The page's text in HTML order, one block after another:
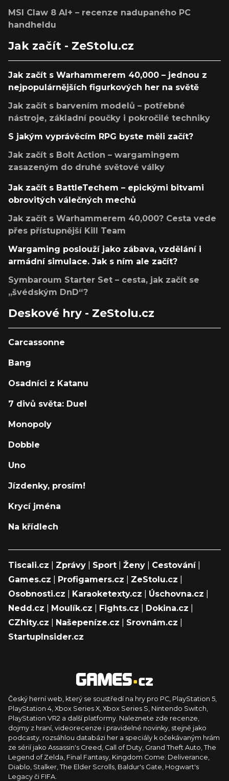
MSI Claw 8 AI+ – recenze nadupaného PC
handheldu
Jak začít - ZeStolu.cz
Jak začít s Warhammerem 40,000 – jednou z
nejpopulárnějších figurkových her na světě
Jak začít s barvením modelů – potřebné
nástroje, základní poučky i pokročilé techniky
S jakým vyprávěcím RPG byste měli začít?
Jak začít s Bolt Action – wargamingem
zasazeným do druhé světové války
Jak začít s BattleTechem – epickými bitvami
obrovitých válečných mechů
Jak začít s Warhammerem 40,000? Cesta vede
přes přístupnější Kill Team
Wargaming poslouží jako zábava, vzdělání i
armádní simulace. Jak s ním ale začít?
Symbaroum Starter Set – cesta, jak začít se
„švédským DnD“?
Deskové hry - ZeStolu.cz
Carcassonne
Bang
Osadníci z Katanu
7 divů světa: Duel
Monopoly
Dobble
Uno
Jízdenky, prosím!
Krycí jména
Na křídlech
Tiscali.cz Zprávy Sport Ženy Cestování|
Games.cz
Profigamers.cz ZeStolu.cz
Osobnosti.cz
Karaoketexty.cz Úschovna.cz
Nedd.cz
Moulík.cz Fights.cz Dokina.cz
CZhity.cz
Našepeníze.cz Srovnám.cz
StartupInsider.cz
Český herní web, který se soustředí na hry pro PC, PlayStation 5,
PlayStation 4, Xbox Series X, Xbox Series S, Nintendo Switch,
PlayStation VR2 a další platformy. Naleznete zde recenze,
dojmy z hraní, videorecenze i pravidelné novinky, stejně jako
podcasty, rozsáhlou databázi her a speciály k očekávaným hrám
ze sérií jako Assassin's Creed, Call of Duty, Grand Theft Auto, The
Legend of Zelda, Final Fantasy, Kingdom Come: Deliverance,
Diablo, Stalker, The Elder Scrolls, Baldur's Gate, Hogwart's
Legacy či FIFA.